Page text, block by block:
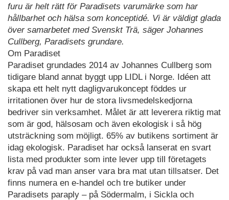
furu är helt rätt för Paradisets varumärke som har
hållbarhet och hälsa som konceptidé. Vi är väldigt glada
över samarbetet med Svenskt Trä, säger Johannes
Cullberg, Paradisets grundare.
Om Paradiset
Paradiset grundades 2014 av Johannes Cullberg som
tidigare bland annat byggt upp LIDL i Norge. Idéen att
skapa ett helt nytt dagligvarukoncept föddes ur
irritationen över hur de stora livsmedelskedjorna
bedriver sin verksamhet. Målet är att leverera riktig mat
som är god, hälsosam och även ekologisk i så hög
utsträckning som möjligt. 65% av butikens sortiment är
idag ekologisk. Paradiset har också lanserat en svart
lista med produkter som inte lever upp till företagets
krav på vad man anser vara bra mat utan tillsatser. Det
finns numera en e-handel och tre butiker under
Paradisets paraply – på Södermalm, i Sickla och